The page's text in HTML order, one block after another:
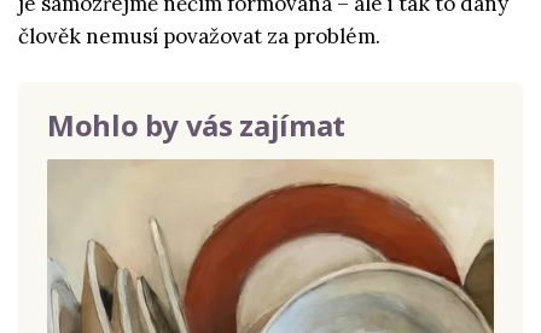
člověk nemusí považovat za problém.
Mohlo by vás zajímat